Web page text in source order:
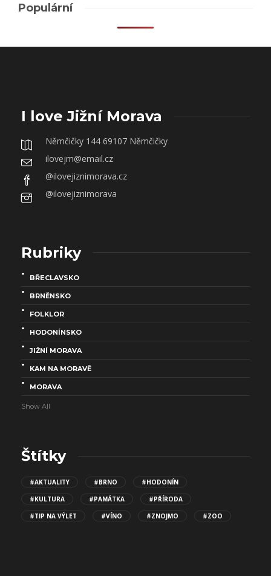
Populární
I love Jižní Morava
Němčičky 144 69107 Němčičky
ilovejm@email.cz
@ilovejiznimorava.cz
@ilovejiznimorava
Rubriky
BŘECLAVSKO
BRNĚNSKO
FOLKLOR
HODONÍNSKO
JIŽNÍ MORAVA
KAM NA MORAVĚ
MORAVA
Show All
Štítky
#AKTUALITY #BRNO
#HODONÍN
#KULTURA
#PAMÁTKA
#PŘÍRODA
#TIP NA VÝLET
#VÍNO #ZNOJMO #ZOO